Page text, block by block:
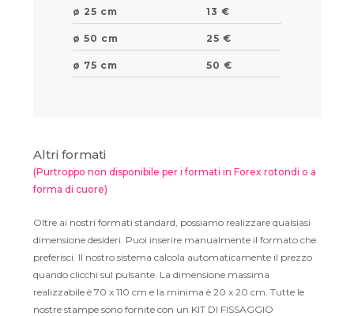
ø 25 cm 13 €
ø 50 cm 25 €
ø 75 cm 50 €
Altri formati
(Purtroppo non disponibile per i formati in Forex rotondi o a
forma di cuore)
Oltre ai nostri formati standard, possiamo realizzare qualsiasi
dimensione desideri. Puoi inserire manualmente il formato che
preferisci. Il nostro sistema calcola automaticamente il prezzo
quando clicchi sul pulsante. La dimensione massima
realizzabile è 70 x 110 cm e la minima è 20 x 20 cm. Tutte le
nostre stampe sono fornite con un KIT DI FISSAGGIO